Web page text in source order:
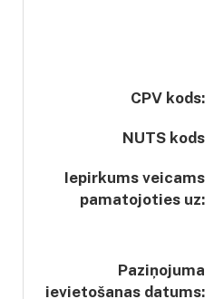
CPV kods:
NUTS kods
Iepirkums veicams
pamatojoties uz:
Paziņojuma
ievietošanas datums: